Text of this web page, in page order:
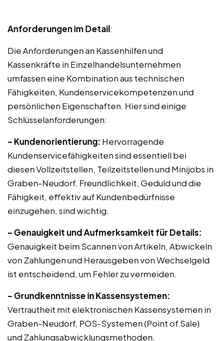
Anforderungen im Detail:
Die Anforderungen an Kassenhilfen und
Kassenkräfte in Einzelhandelsunternehmen
umfassen eine Kombination aus technischen
Fähigkeiten, Kundenservicekompetenzen und
persönlichen Eigenschaften. Hier sind einige
Schlüsselanforderungen:
– Kundenorientierung: Hervorragende
Kundenservicefähigkeiten sind essentiell bei
diesen Vollzeitstellen, Teilzeitstellen und Minijobs in
Graben-Neudorf. Freundlichkeit, Geduld und die
Fähigkeit, effektiv auf Kundenbedürfnisse
einzugehen, sind wichtig.
– Genauigkeit und Aufmerksamkeit für Details:
Genauigkeit beim Scannen von Artikeln, Abwickeln
von Zahlungen und Herausgeben von Wechselgeld
ist entscheidend, um Fehler zu vermeiden.
– Grundkenntnisse in Kassensystemen:
Vertrautheit mit elektronischen Kassensystemen in
Graben-Neudorf, POS-Systemen (Point of Sale)
und Zahlungsabwicklungsmethoden.